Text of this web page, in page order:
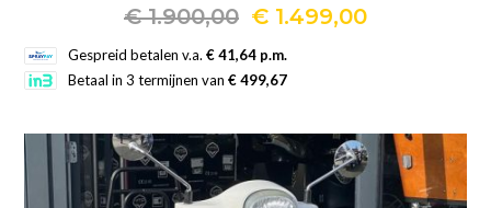
€1.900,00 Oorspronkelijke
prijs
was:
€ 1.900,00.
€ 1.499,00Huidige
€ 1.499,00.
Dit
product
meerdere
variaties.
Deze
Gespreid betalen v.a.€ 41,64 p.m.
Betaal in 3 termijnen van€ 499,67